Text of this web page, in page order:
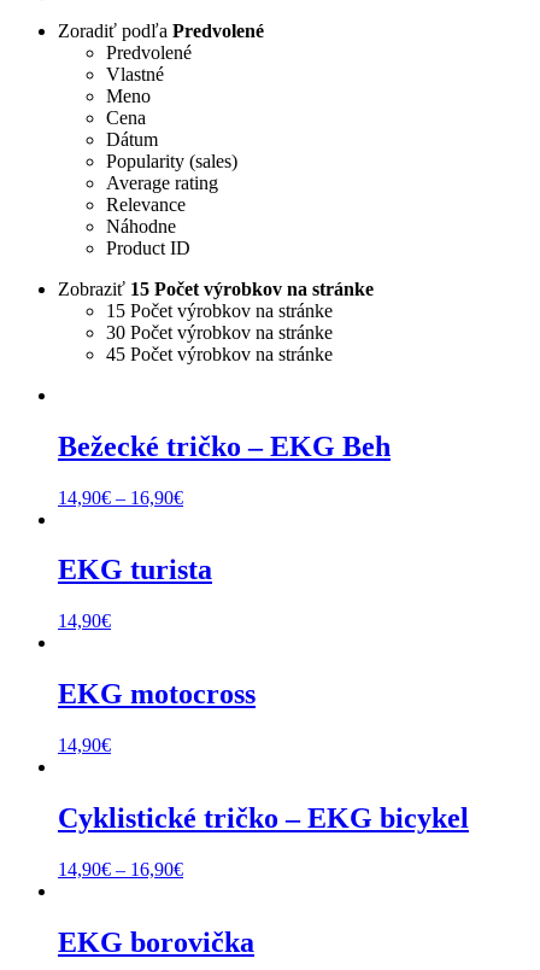
Zoradiť podľa Predvolené
Predvolené
Vlastné
Meno
Cena
Dátum
Popularity (sales)
Average rating
Relevance
Náhodne
Product ID
Zobraziť 15 Počet výrobkov na stránke
15 Počet výrobkov na stránke
30 Počet výrobkov na stránke
45 Počet výrobkov na stránke
Bežecké tričko – EKG Beh
14,90€ – 16,90€Price
through
16,90€
EKG turista
14,90€
EKG motocross
14,90€
Cyklistické tričko – EKG bicykel
14,90€ – 16,90€Price
through
16,90€
EKG borovička